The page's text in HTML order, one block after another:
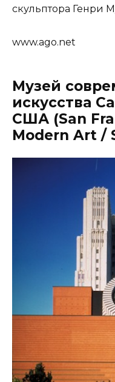
скульптора Генри
www.ago.net
Музей
искусства
США (San
Modern Art /